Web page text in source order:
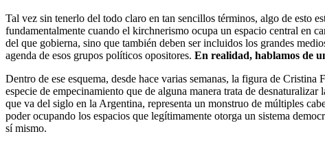
Tal vez sin tenerlo del todo claro en tan sencillos términos, algo de esto
fundamentalmente cuando el kirchnerismo ocupa un espacio central en
del que gobierna, sino que también deben ser incluidos los grandes
agenda de esos grupos políticos opositores. En realidad, hablamos de
Dentro de ese esquema, desde hace varias semanas, la figura de
especie de empecinamiento que de alguna manera trata de
que va del siglo en la Argentina, representa un monstruo de múltiples
poder ocupando los espacios que legítimamente otorga un sistema
sí mismo.